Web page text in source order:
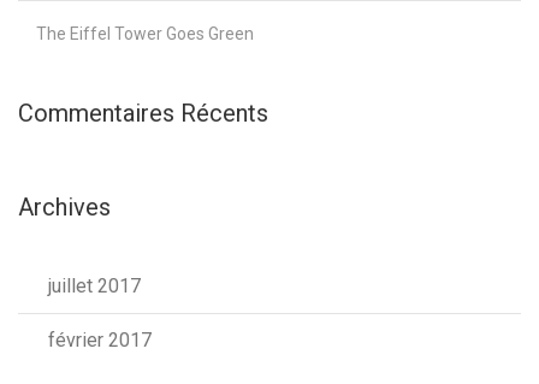
The Eiffel Tower Goes Green
Commentaires Récents
Archives
juillet 2017
février 2017